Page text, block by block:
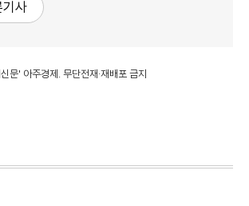
기사
문' 아주경제. 무단전재·재배포 금지